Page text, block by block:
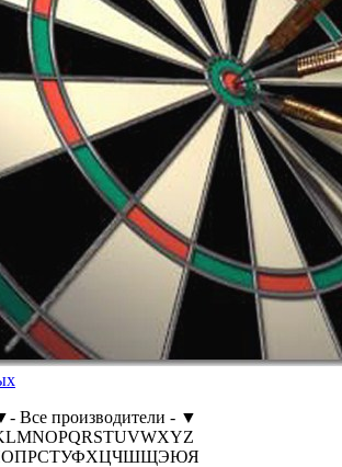
- Все производители - ▼
LMNOPQRSTUVWXYZ
ОПРСТУФХЦЧШЩЭЮЯ